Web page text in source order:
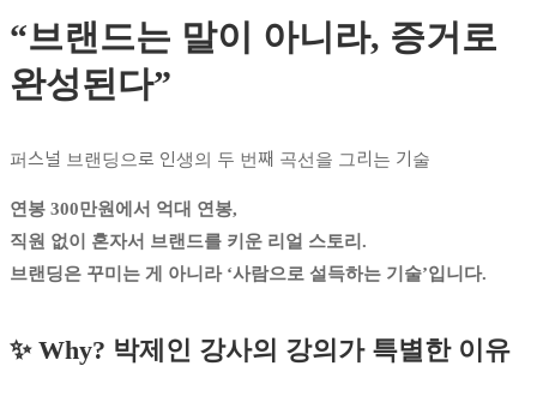
“브랜드는 말이 아니라, 증거로
완성된다”
퍼스널 브랜딩으로 인생의 두 번째 곡선을 그리는 기술
연봉 300만원에서 억대 연봉,
직원 없이 혼자서 브랜드를 키운 리얼 스토리.
브랜딩은 꾸미는 게 아니라 ‘사람으로 설득하는 기술’입니다.
✨ Why? 박제인 강사의 강의가 특별한 이유